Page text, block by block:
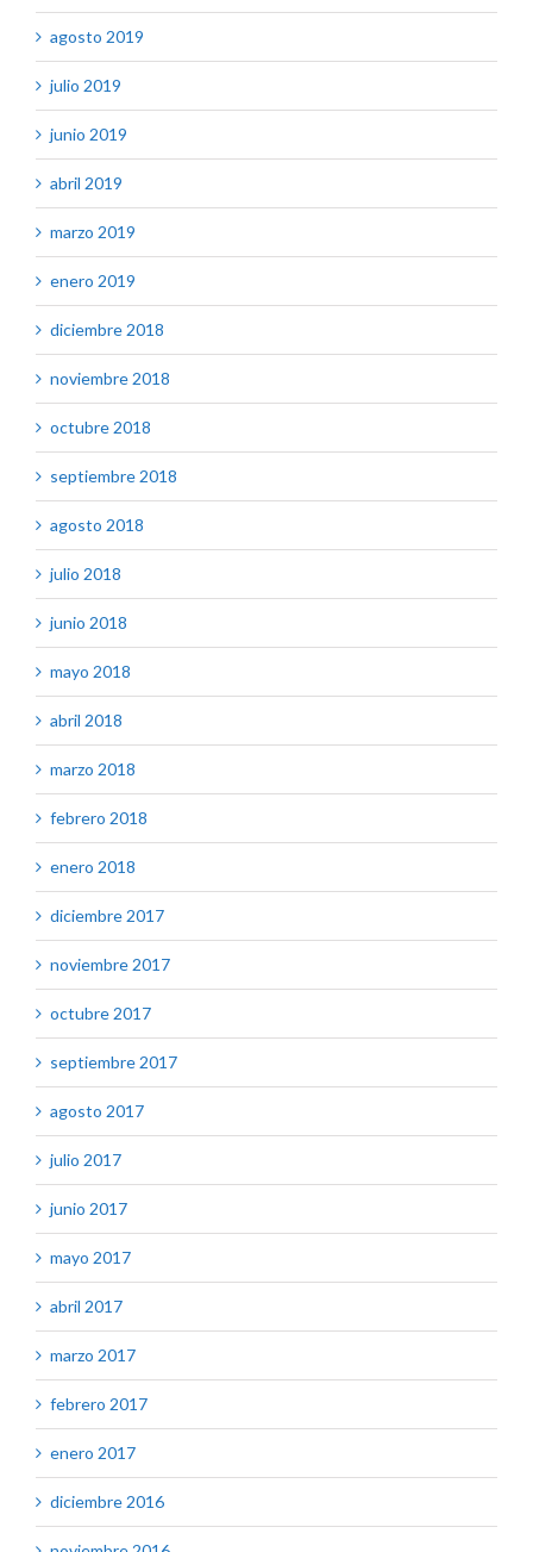
agosto 2019
julio 2019
junio 2019
abril 2019
marzo 2019
enero 2019
diciembre 2018
noviembre 2018
octubre 2018
septiembre 2018
agosto 2018
julio 2018
junio 2018
mayo 2018
abril 2018
marzo 2018
febrero 2018
enero 2018
diciembre 2017
noviembre 2017
octubre 2017
septiembre 2017
agosto 2017
julio 2017
junio 2017
mayo 2017
abril 2017
marzo 2017
febrero 2017
enero 2017
diciembre 2016